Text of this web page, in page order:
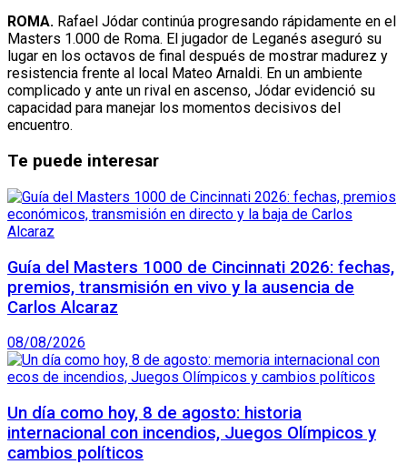
ROMA. Rafael Jódar continúa progresando rápidamente en el
Masters 1.000 de Roma. El jugador de Leganés aseguró su
lugar en los octavos de final después de mostrar madurez y
resistencia frente al local Mateo Arnaldi. En un ambiente
complicado y ante un rival en ascenso, Jódar evidenció su
capacidad para manejar los momentos decisivos del
encuentro.
Te puede interesar
Guía del Masters 1000 de Cincinnati 2026: fechas,
premios, transmisión en vivo y la ausencia de
Carlos Alcaraz
08/08/2026
Un día como hoy, 8 de agosto: historia
internacional con incendios, Juegos Olímpicos y
cambios políticos